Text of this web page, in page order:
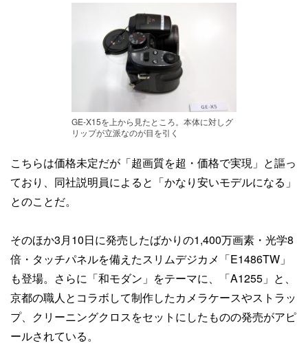
GE-X15を上から見たところ。本体に対しグ
リップが立派なのが目を引く
こちらは価格未定だが「超画質を超・価格で実現」と謳っ
ており、同社説明員によると「かなり安いモデルになる」
とのことだ。
そのほか3月10日に発売したばかりの1,400万画素・光学8
倍・タッチパネルを備えたスリムデジカメ「E1486TW」
も登場。さらに「和モダン」をテーマに、「A1255」と、
京都の職人とコラボして制作したカメラケースやストラッ
プ、クリーニングクロスをセットにしたものの発売がアピ
ールされている。